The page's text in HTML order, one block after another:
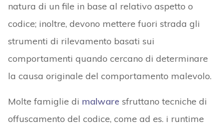
natura di un file in base al relativo aspetto o
codice; inoltre, devono mettere fuori strada gli
strumenti di rilevamento basati sui
comportamenti quando cercano di determinare
la causa originale del comportamento malevolo.
Molte famiglie di malware sfruttano tecniche di
offuscamento del codice, come ad es. i runtime